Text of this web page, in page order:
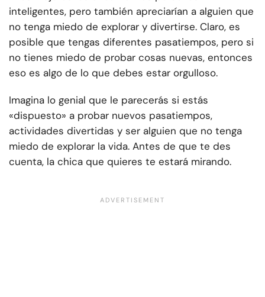
inteligentes, pero también apreciarían a alguien que
no tenga miedo de explorar y divertirse. Claro, es
posible que tengas diferentes pasatiempos, pero si
no tienes miedo de probar cosas nuevas, entonces
eso es algo de lo que debes estar orgulloso.
Imagina lo genial que le parecerás si estás
«dispuesto» a probar nuevos pasatiempos,
actividades divertidas y ser alguien que no tenga
miedo de explorar la vida. Antes de que te des
cuenta, la chica que quieres te estará mirando.